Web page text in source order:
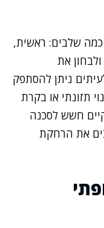
שלבים: ראשית,
את
ניתן להסתפק
תזונתי או בקרת
חשש לסכנה
את הרחקת